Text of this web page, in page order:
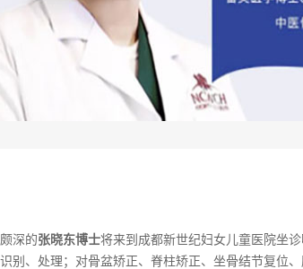
深的张晓东博士将来到成都新世纪妇女儿童医院坐
别、处理；对骨盆矫正、脊柱矫正、坐骨结节复位